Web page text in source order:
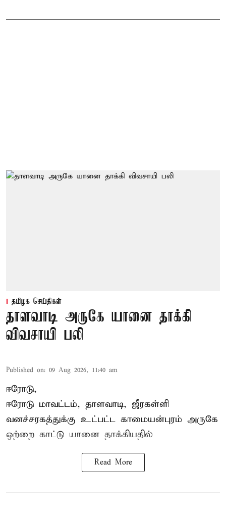
தமிழக செய்திகள்
தாளவாடி அருகே யானை தாக்கி
விவசாயி பலி
Published on: 09 Aug 2026, 11:40 am
ஈரோடு,
ஈரோடு மாவட்டம், தாளவாடி, ஜீரகள்ளி
வனச்சரகத்துக்கு உட்பட்ட காமையன்புரம் அருகே
ஒற்றை காட்டு யானை தாக்கியதில்
Read More